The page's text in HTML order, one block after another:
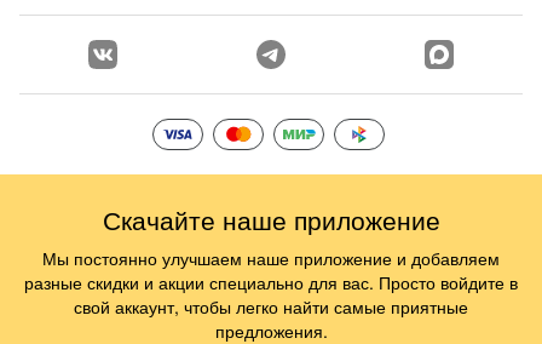
Скачайте наше приложение
Мы постоянно улучшаем наше приложение и добавляем
разные скидки и акции специально для вас. Просто войдите в
свой аккаунт, чтобы легко найти самые приятные
предложения.